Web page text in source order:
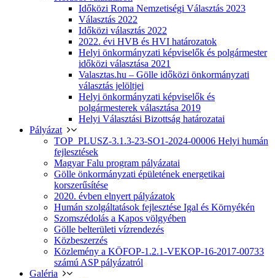
Időközi Roma Nemzetiségi Választás 2023
Választás 2022
Időközi választás 2022
2022. évi HVB és HVI határozatok
Helyi önkormányzati képviselők és polgármester
időközi választása 2021
Valasztas.hu – Gölle időközi önkormányzati
választás jelöltjei
Helyi önkormányzati képviselők és
polgármesterek választása 2019
Helyi Választási Bizottság határozatai
Pályázat
TOP_PLUSZ-3.1.3-23-SO1-2024-00006 Helyi humán
fejlesztések
Magyar Falu program pályázatai
Gölle önkormányzati épületének energetikai
korszerűsítése
2020. évben elnyert pályázatok
Humán szolgáltatások fejlesztése Igal és Környékén
Szomszédolás a Kapos völgyében
Gölle belterületi vízrendezés
Közbeszerzés
Közlemény a KÖFOP-1.2.1-VEKOP-16-2017-00733
számú ASP pályázatról
Galéria